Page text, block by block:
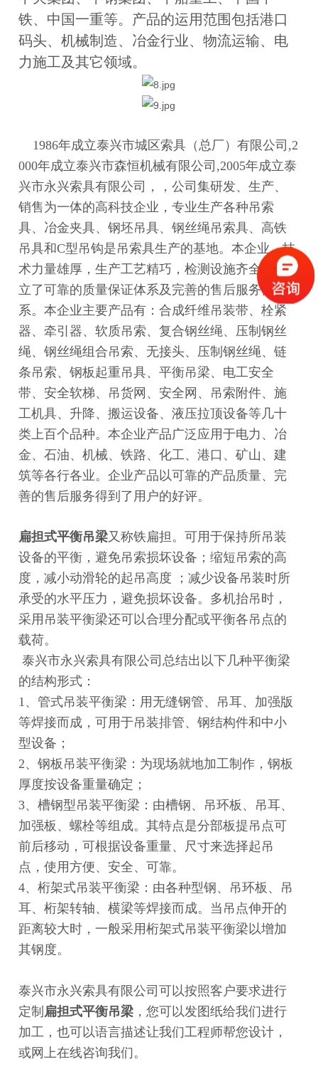
铁、中国一重等。产品的运用范围包括港口
码头、机械制造、冶金行业、物流运输、电
力施工及其它领域。
1986年成立泰兴市城区索具（总厂）有限公司,2
000年成立泰兴市森恒机械有限公司,2005年成立泰
兴市永兴索具有限公司，，公司集研发、生产、
销售为一体的高科技企业，专业生产各种吊索
具、冶金夹具、钢坯吊具、钢丝绳吊索具、高铁
吊具和C型吊钩是吊索具生产的基地。本企业，技
术力量雄厚，生产工艺精巧，检测设施齐全，建
立了可靠的质量保证体系及完善的售后服务体
系。本企业主要产品有：合成纤维吊装带、栓紧
器、牵引器、软质吊索、复合钢丝绳、压制钢丝
绳、钢丝绳组合吊索、无接头、压制钢丝绳、链
条吊索、钢板起重吊具、平衡吊梁、电工安全
带、安全软梯、吊货网、安全网、吊索附件、施
工机具、升降、搬运设备、液压拉顶设备等几十
类上百个品种。本企业产品广泛应用于电力、冶
金、石油、机械、铁路、化工、港口、矿山、建
筑等各行各业。企业产品以可靠的产品质量、完
善的售后服务得到了用户的好评。
扁担式平衡吊梁又称铁扁担。可用于保持所吊装
设备的平衡，避免吊索损坏设备；缩短吊索的高
度，减小动滑轮的起吊高度 ；减少设备吊装时所
承受的水平压力，避免损坏设备。多机抬吊时，
采用吊装平衡梁还可以合理分配或平衡各吊点的
载荷。
泰兴市永兴索具有限公司总结出以下几种平衡梁
的结构形式：
1、管式吊装平衡梁：用无缝钢管、吊耳、加强版
等焊接而成，可用于吊装排管、钢结构件和中小
型设备；
2、钢板吊装平衡梁：为现场就地加工制作，钢板
厚度按设备重量确定；
3、槽钢型吊装平衡梁：由槽钢、吊环板、吊耳、
加强板、螺栓等组成。其特点是分部板提吊点可
前后移动，可根据设备重量、尺寸来选择起吊
点，使用方便、安全、可靠。
4、桁架式吊装平衡梁：由各种型钢、吊环板、吊
耳、桁架转轴、横梁等焊接而成。当吊点伸开的
距离较大时，一般采用桁架式吊装平衡梁以增加
其钢度。
泰兴市永兴索具有限公司可以按照客户要求进行
定制 扁担式平衡吊梁 ，您可以发图纸给我们进行
加工，也可以语言描述让我们工程师帮您设计，
或网上在线咨询我们。